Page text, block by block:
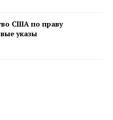
США по праву
указы